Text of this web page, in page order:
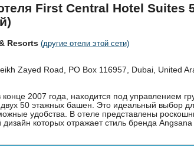
First Central Hotel Suites
Resorts (другие отели этой сети)
Zayed Road, PO Box 116957, Dubai, United
2007 года, находится под управлением
двух 50 этажных башен. Это идеальный выбор
удобства. В отеле представлены
дизайн которых отражает стиль бренда